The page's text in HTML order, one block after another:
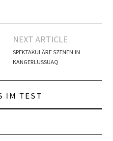
NEXT ARTICLE
SPEKTAKULÄRE SZENEN IN
KANGERLUSSUAQ
IM TEST